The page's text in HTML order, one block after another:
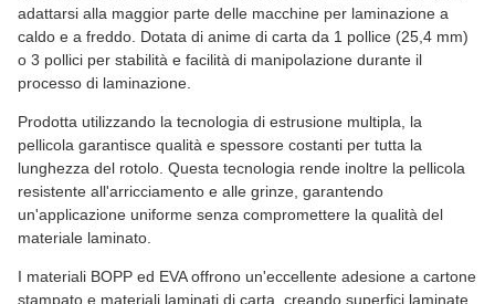
adattarsi alla maggior parte delle macchine per laminazione a
caldo e a freddo. Dotata di anime di carta da 1 pollice (25,4 mm)
o 3 pollici per stabilità e facilità di manipolazione durante il
processo di laminazione.
Prodotta utilizzando la tecnologia di estrusione multipla, la
pellicola garantisce qualità e spessore costanti per tutta la
lunghezza del rotolo. Questa tecnologia rende inoltre la pellicola
resistente all'arricciamento e alle grinze, garantendo
un'applicazione uniforme senza compromettere la qualità del
materiale laminato.
I materiali BOPP ed EVA offrono un'eccellente adesione a cartone
stampato e materiali laminati di carta, creando superfici laminate